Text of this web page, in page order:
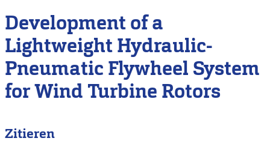
our
main
Development of a
Lightweight Hydraulic-
Pneumatic Flywheel System
for Wind Turbine Rotors
Zitieren